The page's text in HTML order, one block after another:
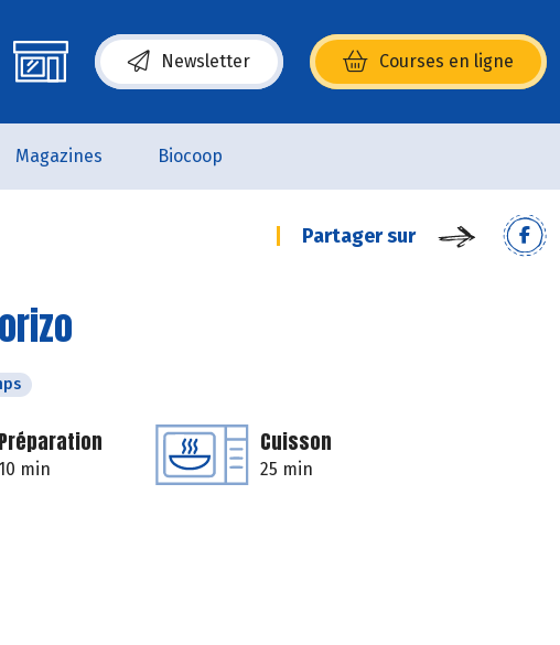
Newsletter Courses en ligne
(s’ouvre dans une nouvelle fenêtre)
Magazines Biocoop
Partager sur
Préparation
10 min
Cuisson
25 min